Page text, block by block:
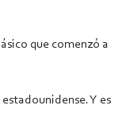
que comenzó a
Y es